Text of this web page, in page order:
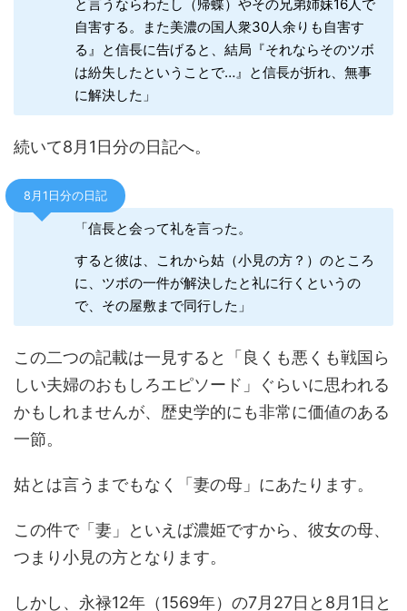
と言うならわたし（帰蝶）やその兄弟姉妹16人で
自害する。また美濃の国人衆30人余りも自害す
る』と信長に告げると、結局『それならそのツボ
は紛失したということで…』と信長が折れ、無事
に解決した」
続いて8月1日分の日記へ。
8月1日分の日記
「信長と会って礼を言った。
すると彼は、これから姑（小見の方？）のところ
に、ツボの一件が解決したと礼に行くというの
で、その屋敷まで同行した」
この二つの記載は一見すると「良くも悪くも戦国ら
しい夫婦のおもしろエピソード」ぐらいに思われる
かもしれませんが、歴史学的にも非常に価値のある
一節。
姑とは言うまでもなく「妻の母」にあたります。
この件で「妻」といえば濃姫ですから、彼女の母、
つまり小見の方となります。
しかし、永禄12年（1569年）の7月27日と8月1日と